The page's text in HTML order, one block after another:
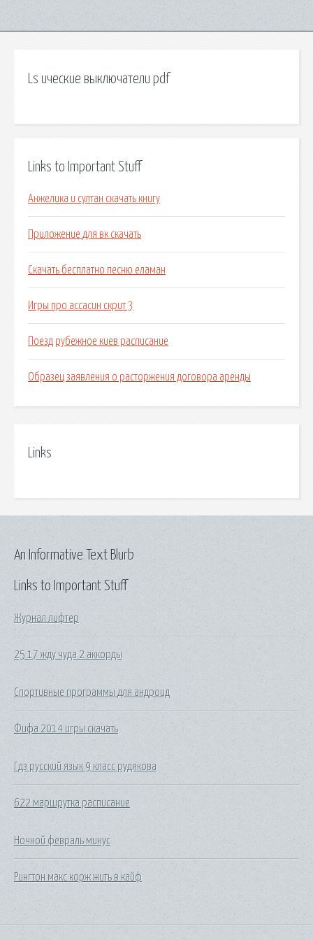
Ls ические выключатели pdf
Links to Important Stuff
Анжелика и султан скачать книгу
Приложение для вк скачать
Скачать бесплатно песню еламан
Игры про ассасин скрит 3
Поезд рубежное киев расписание
Образец заявления о расторжения договора аренды
Links
Links to Important Stuff
Журнал лифтер
25 17 жду чуда 2 аккорды
Спортивные программы для андроид
Фифа 2014 игры скачать
Гдз русский язык 9 класс рудякова
622 маршрутка расписание
Ночной февраль минус
Рингтон макс корж жить в кайф
An Informative Text Blurb